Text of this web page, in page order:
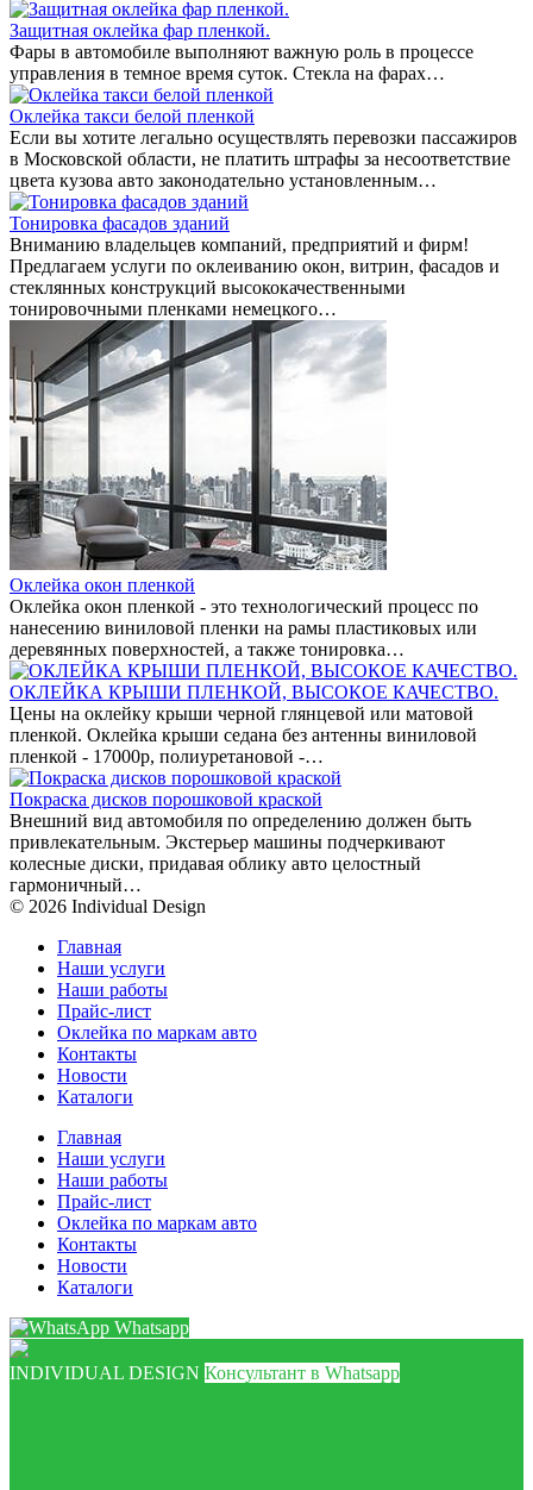
Защитная оклейка фар пленкой.
Фары в автомобиле выполняют важную роль в процессе
управления в темное время суток. Стекла на фарах…
Оклейка такси белой пленкой
Если вы хотите легально осуществлять перевозки пассажиров
в Московской области, не платить штрафы за несоответствие
цвета кузова авто законодательно установленным…
Тонировка фасадов зданий
Вниманию владельцев компаний, предприятий и фирм!
Предлагаем услуги по оклеиванию окон, витрин, фасадов и
стеклянных конструкций высококачественными
тонировочными пленками немецкого…
Оклейка окон пленкой
Оклейка окон пленкой - это технологический процесс по
нанесению виниловой пленки на рамы пластиковых или
деревянных поверхностей, а также тонировка…
ОКЛЕЙКА КРЫШИ ПЛЕНКОЙ, ВЫСОКОЕ КАЧЕСТВО.
Цены на оклейку крыши черной глянцевой или матовой
пленкой. Оклейка крыши седана без антенны виниловой
пленкой - 17000р, полиуретановой -…
Покраска дисков порошковой краской
Внешний вид автомобиля по определению должен быть
привлекательным. Экстерьер машины подчеркивают
колесные диски, придавая облику авто целостный
гармоничный…
© 2026 Individual Design
Главная
Наши услуги
Наши работы
Прайс-лист
Оклейка по маркам авто
Контакты
Новости
Каталоги
Главная
Наши услуги
Наши работы
Прайс-лист
Оклейка по маркам авто
Контакты
Новости
Каталоги
Whatsapp
INDIVIDUAL DESIGN Консультант в Whatsapp